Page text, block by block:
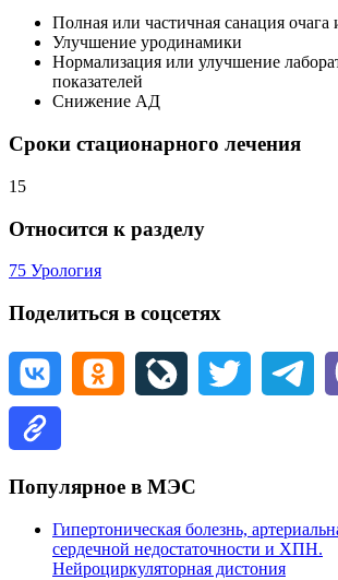
Полная или частичная санация
Улучшение уродинамики
Нормализация или улучшение
показателей
Снижение АД
Сроки стационарного лечения
15
Относится к разделу
75 Урология
Поделиться в соцсетях
Популярное в МЭС
Гипертоническая болезнь,
сердечной недостаточности и ХПН.
Нейроциркуляторная дистония